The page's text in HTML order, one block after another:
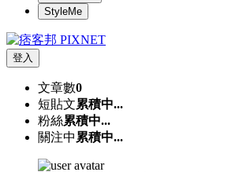
StyleMe
登入
文章數0
短貼文累積中...
粉絲累積中...
關注中 累積中...